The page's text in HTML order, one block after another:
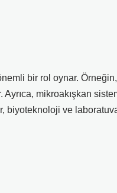
bir rol oynar.
Ayrıca, mikroakışkan
biyoteknoloji ve